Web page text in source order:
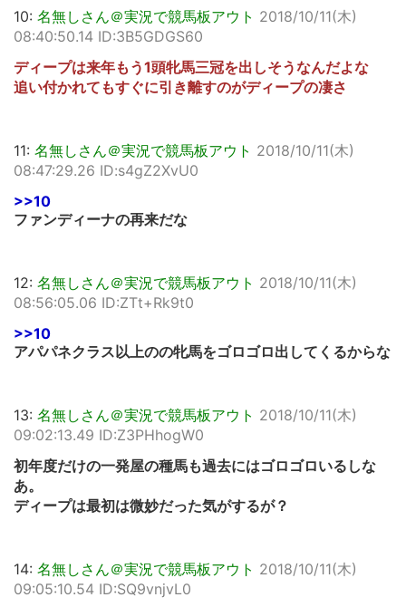
10: 名無しさん＠実況で競馬板アウト 2018/10/11(木)
08:40:50.14 ID:3B5GDGS60
ディープは来年もう1頭牝馬三冠を出しそうなんだよな
追い付かれてもすぐに引き離すのがディープの凄さ
11: 名無しさん＠実況で競馬板アウト 2018/10/11(木)
08:47:29.26 ID:s4gZ2XvU0
>>10
ファンディーナの再来だな
12: 名無しさん＠実況で競馬板アウト 2018/10/11(木)
08:56:05.06 ID:ZTt+Rk9t0
>>10
アパパネクラス以上のの牝馬をゴロゴロ出してくるからな
13: 名無しさん＠実況で競馬板アウト 2018/10/11(木)
09:02:13.49 ID:Z3PHhogW0
初年度だけの一発屋の種馬も過去にはゴロゴロいるしな
あ。
ディープは最初は微妙だった気がするが？
14: 名無しさん＠実況で競馬板アウト 2018/10/11(木)
09:05:10.54 ID:SQ9vnjvL0